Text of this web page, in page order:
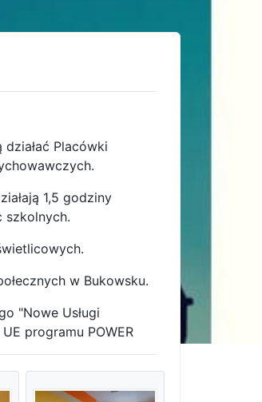
Placówki
1,5 godziny
szkolnych.
w Bukowsku.
"Nowe Usługi
programu POWER